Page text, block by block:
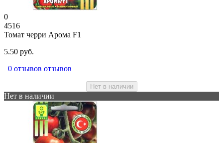
0
4516
Томат черри Арома F1
5.50 руб.
0 отзывов отзывов
Нет в наличии
Нет в наличии